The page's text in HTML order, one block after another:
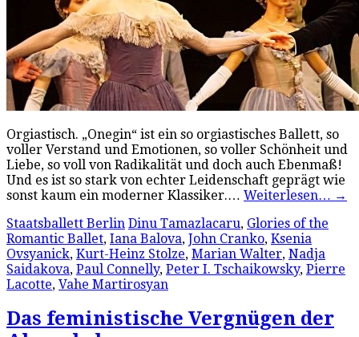
Orgiastisch. „Onegin“ ist ein so orgiastisches Ballett, so
voller Verstand und Emotionen, so voller Schönheit und
Liebe, so voll von Radikalität und doch auch Ebenmaß!
Und es ist so stark von echter Leidenschaft geprägt wie
sonst kaum ein moderner Klassiker.… Weiterlesen… →
Staatsballett Berlin Dinu Tamazlacaru, Glories of the
Romantic Ballet, Iana Balova, John Cranko, Ksenia
Ovsyanick, Kurt-Heinz Stolze, Marian Walter, Nadja
Saidakova, Paul Connelly, Peter I. Tschaikowsky, Pierre
Lacotte, Vahe Martirosyan
Das feministische Vergnügen der